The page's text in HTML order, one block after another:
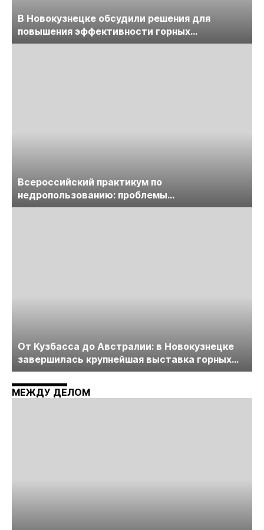
В Новокузнецке обсудили решения для
повышения эффективности горных
предприятий
Всероссийский практикум по
недропользованию: проблемы
лицензирования, цифровизации, экспертизы
От Кузбасса до Австралии: в Новокузнецке
завершилась крупнейшая выставка горных
технологий «Недра России. Уголь России и
Майнинг»
МЕЖДУ ДЕЛОМ